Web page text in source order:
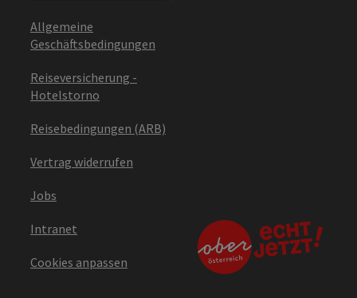
Allgemeine
Geschäftsbedingungen
Reiseversicherung -
Hotelstorno
Reisebedingungen (ARB)
Vertrag widerrufen
Jobs
Intranet
Cookies anpassen